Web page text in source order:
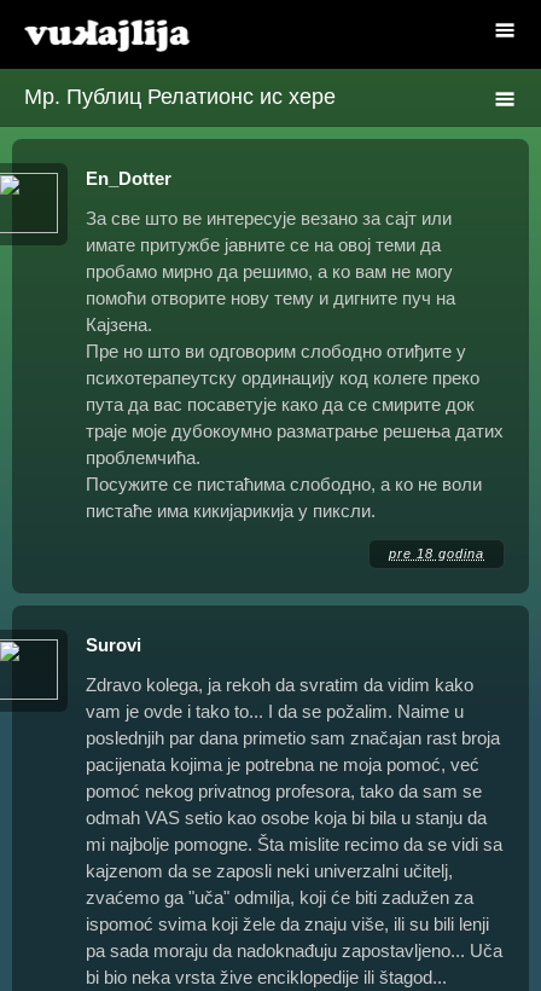
Мр. Публиц Релатионс ис хере
En_Dotter
За све што ве интересује везано за сајт или
имате притужбе јавните се на овој теми да
пробамо мирно да решимо, а ко вам не могу
помоћи отворите нову тему и дигните пуч на
Кајзена.
Пре но што ви одговорим слободно отиђите у
психотерапеутску ординацију код колеге преко
пута да вас посаветује како да се смирите док
траје моје дубокоумно разматрање решења датих
проблемчића.
Посужите се пистаћима слободно, а ко не воли
пистаће има кикијарикија у пиксли.
pre 18 godina
Surovi
Zdravo kolega, ja rekoh da svratim da vidim kako
vam je ovde i tako to... I da se požalim. Naime u
poslednjih par dana primetio sam značajan rast broja
pacijenata kojima je potrebna ne moja pomoć, već
pomoć nekog privatnog profesora, tako da sam se
odmah VAS setio kao osobe koja bi bila u stanju da
mi najbolje pomogne. Šta mislite recimo da se vidi sa
kajzenom da se zaposli neki univerzalni učitelj,
zvaćemo ga "uča" odmilja, koji će biti zadužen za
ispomoć svima koji žele da znaju više, ili su bili lenji
pa sada moraju da nadoknađuju zapostavljeno... Uča
bi bio neka vrsta žive enciklopedije ili štagod...